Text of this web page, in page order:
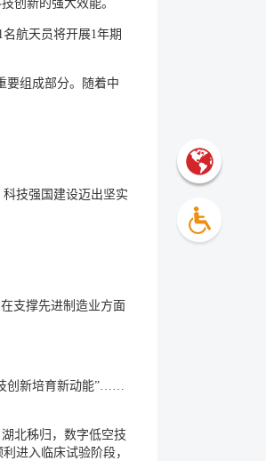
创新的强大效能。
航天员将开展1年期
要组成部分。随着中
技强国建设迈出坚实
支撑先进制造业方面
创新培育新动能”……
北秭归，数字低空技
进入临床试验阶段，